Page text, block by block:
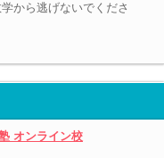
から逃げないでくださ
オンライン校